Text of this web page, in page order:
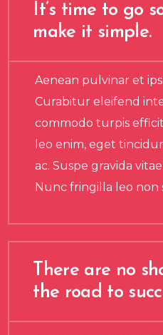
It’s time to go
make it simple.
Aenean pulvinar et
Curabitur eleifend
commodo turpis
leo enim, eget
ac. Suspe gravida
Nunc fringilla leo non
There are no
the road to